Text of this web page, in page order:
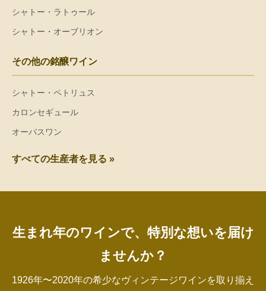
シャトー・ラトゥール
シャトー・オーブリオン
その他の銘醸ワイン
シャトー・ペトリュス
カロンセギュール
オーパスワン
すべての生産者を見る »
生まれ年のワインで、特別な想いを届け
ませんか？
1926年〜2020年の希少なヴィンテージワインを取り揃え